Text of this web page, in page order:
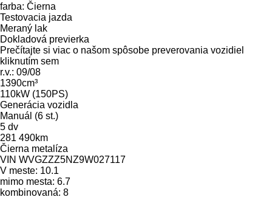
farba: Čierna
Testovacia jazda
Meraný lak
Dokladová previerka
Prečítajte si viac o našom spôsobe preverovania vozidiel
kliknutím sem
r.v.: 09/08
1390cm³
110kW (150PS)
Generácia vozidla
Manuál (6 st.)
5 dv
281 490km
Čierna metalíza
VIN WVGZZZ5NZ9W027117
V meste: 10.1
mimo mesta: 6.7
kombinovaná: 8